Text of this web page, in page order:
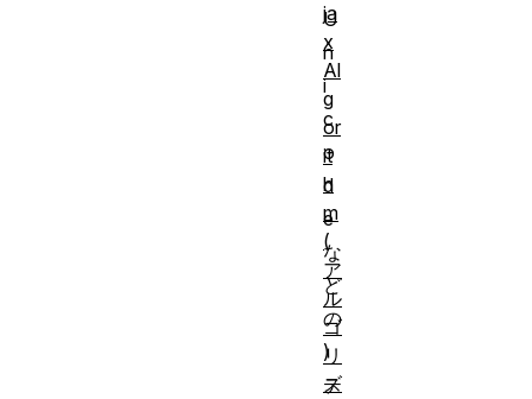
U
n
i
c
o
d
e
な
ど
の
)
テ
ja
x
Al
g
or
it
h
m
(
ア
ル
ゴ
リ
ズ